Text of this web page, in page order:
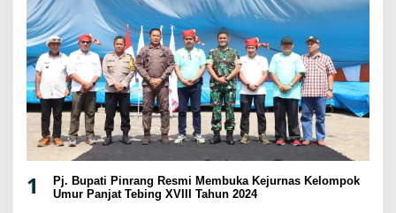
1
Pj. Bupati Pinrang Resmi Membuka Kejurnas Kelompok
Umur Panjat Tebing XVIII Tahun 2024